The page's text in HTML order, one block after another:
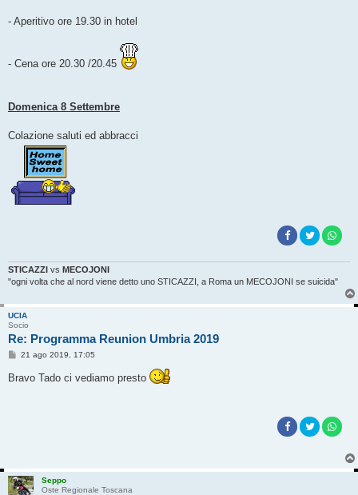
- Aperitivo ore 19.30 in hotel
- Cena ore 20.30 /20.45
Domenica 8 Settembre
Colazione saluti ed abbracci
STICAZZI vs MECOJONI
"ogni volta che al nord viene detto uno STICAZZI, a Roma un MECOJONI se suicida"
UCIA
Socio
Re: Programma Reunion Umbria 2019
M
s
21 ago 2019, 17:05
Bravo Tado ci vediamo presto
Seppo
Oste Regionale Toscana